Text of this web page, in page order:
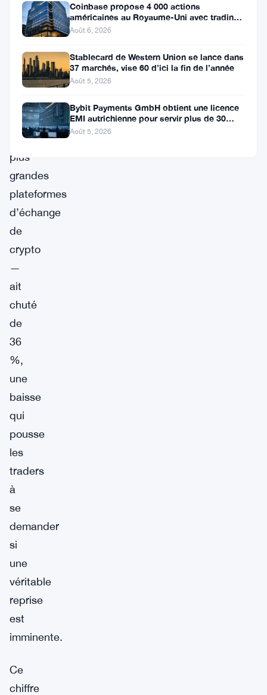
que
l’intérêt
sur
Bybit
l’une
des
plus
grandes
plateformes
d’échange
de
crypto
—
ait
chuté
de
36
%,
une
baisse
qui
pousse
les
traders
à
se
demander
si
une
véritable
reprise
est
imminente.
Ce
chiffre
Coinbase propose 4 000 actions
américaines au Royaume-Uni avec trading
24/5 sans commission
Août 6, 2026
Stablecard de Western Union se lance dans
37 marchés, vise 60 d’ici la fin de l’année
Août 5, 2026
Bybit Payments GmbH obtient une licence
EMI autrichienne pour servir plus de 30
marchés de l’EEE
Août 5, 2026